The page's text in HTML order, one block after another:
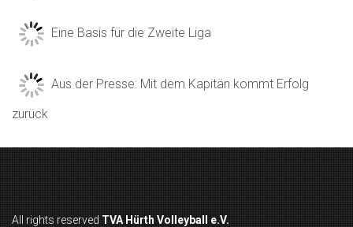
Eine Basis für die Zweite Liga
Aus der Presse: Mit dem Kapitän kommt Erfolg
zurück
All rights reserved TVA Hürth Volleyball e.V.